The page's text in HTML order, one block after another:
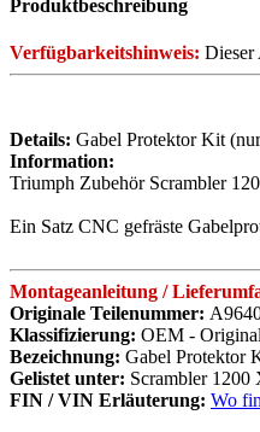
Produktbeschreibung
Verfügbarkeitshinweis: Dieser
Details: Gabel Protektor Kit
Information:
Triumph Zubehör Scrambler
Ein Satz CNC gefräste
Montageanleitung /
Originale Teilenummer:
Klassifizierung: OEM -
Bezeichnung: Gabel Protektor
Gelistet unter: Scrambler
FIN / VIN Erläuterung: Wo